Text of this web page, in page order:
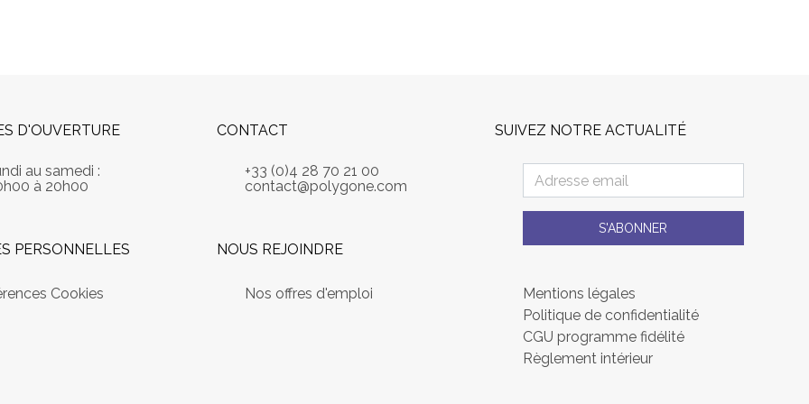
D'OUVERTURE
au samedi :
à 20h00
PERSONNELLES
Cookies
CONTACT
+33 (0)4 28 70 21 00
contact@polygone.com
NOUS REJOINDRE
Nos offres d'emploi
SUIVEZ NOTRE ACTUALITÉ
S'ABONNER
Mentions légales
Politique de confidentialité
CGU programme fidélité
Règlement intérieur
de confidentialité, en garantissant la conformité avec les réglementations. Personnalisez vos préférences pour